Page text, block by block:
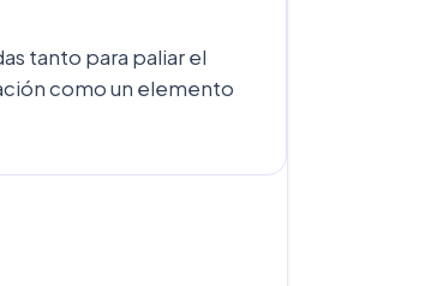
tanto para paliar el
como un elemento